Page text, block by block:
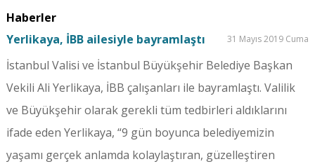
Haberler
Yerlikaya, İBB ailesiyle bayramlaştı
31 Mayıs 2019 Cuma
İstanbul Valisi ve İstanbul Büyükşehir Belediye Başkan
Vekili Ali Yerlikaya, İBB çalışanları ile bayramlaştı. Valilik
ve Büyükşehir olarak gerekli tüm tedbirleri aldıklarını
ifade eden Yerlikaya, “9 gün boyunca belediyemizin
yaşamı gerçek anlamda kolaylaştıran, güzelleştiren